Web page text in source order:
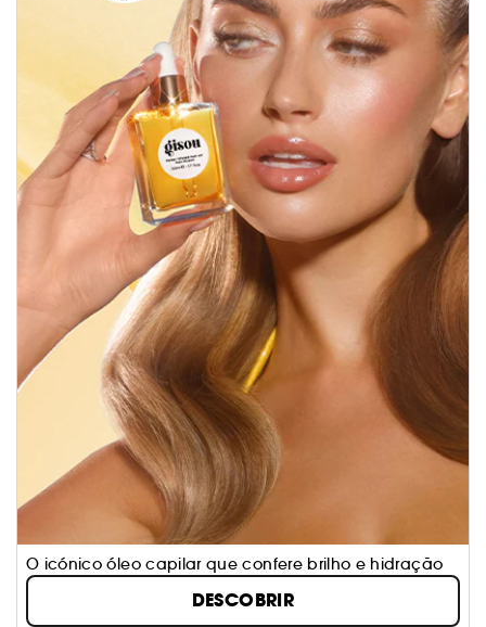
O icónico óleo capilar que confere brilho e hidração
DESCOBRIR